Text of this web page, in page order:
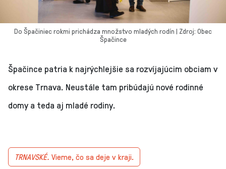
Do Špačiniec rokmi prichádza množstvo mladých rodín | Zdroj: Obec
Špačince
Špačince patria k najrýchlejšie sa rozvíjajúcim obciam v
okrese Trnava. Neustále tam pribúdajú nové rodinné
domy a teda aj mladé rodiny.
TRNAVSKÉ. Vieme, čo sa deje v kraji.